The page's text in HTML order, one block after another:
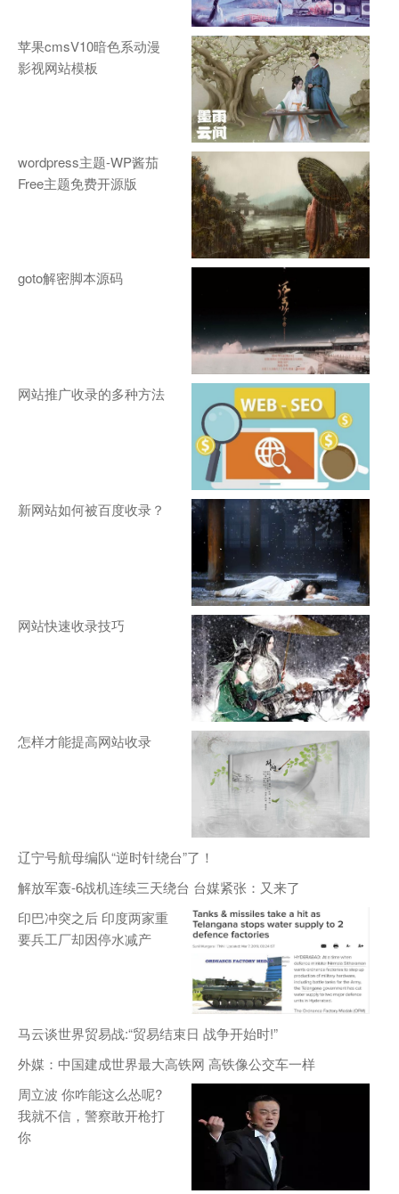
苹果cmsV10暗色系动漫
影视网站模板
wordpress主题-WP酱茄
Free主题免费开源版
goto解密脚本源码
网站推广收录的多种方法
新网站如何被百度收录？
网站快速收录技巧
怎样才能提高网站收录
辽宁号航母编队“逆时针绕台”了！
解放军轰-6战机连续三天绕台 台媒紧张：又来了
印巴冲突之后 印度两家重
要兵工厂却因停水减产
马云谈世界贸易战:“贸易结束日 战争开始时!”
外媒：中国建成世界最大高铁网 高铁像公交车一样
周立波 你咋能这么怂呢?
我就不信，警察敢开枪打
你